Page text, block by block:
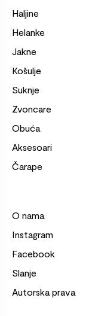
Haljine
Helanke
Jakne
Košulje
Suknje
Zvoncare
Obuća
Aksesoari
Čarape
O nama
Instagram
Facebook
Slanje
Autorska prava